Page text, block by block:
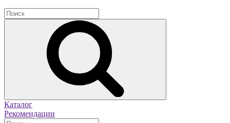
Каталог
Рекомендации